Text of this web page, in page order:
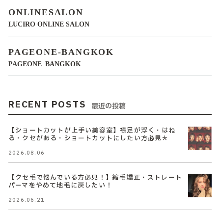
ONLINESALON
LUCIRO ONLINE SALON
PAGEONE-BANGKOK
PAGEONE_BANGKOK
RECENT POSTS 最近の投稿
【ショートカットが上手い美容室】襟足が浮く・はね
る・クセがある・ショートカットにしたい方必見＊
2026.08.06
【クセ毛で悩んでいる方必見！】縮毛矯正・ストレート
パーマをやめて地毛に戻したい！
2026.06.21